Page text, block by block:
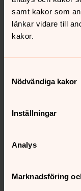
samt kakor som
länkar vidare till
kakor.
Nödvändiga kakor
Inställningar
Analys
Marknadsföring